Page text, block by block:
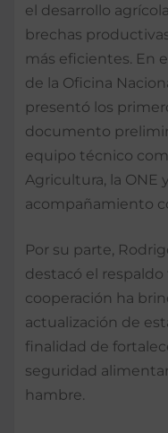
el desarrollo
brechas
más eficientes. En
de la Oficina
presentó los
documento
equipo técnico
Agricultura, la ONE
acompañamiento
Por su parte,
destacó el
cooperación ha
actualización de
finalidad de
seguridad
hambre.